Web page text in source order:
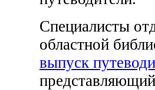
Специалисты
областной
выпуск